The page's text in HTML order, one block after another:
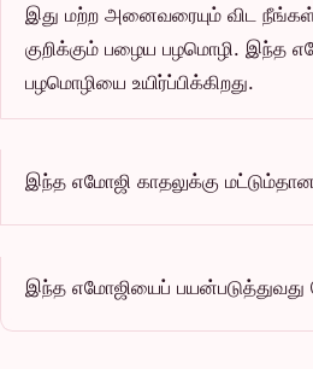
இது மற்ற அனைவரையும் விட நீங்கள்
குறிக்கும் பழைய பழமொழி. இந்த
பழமொழியை உயிர்ப்பிக்கிறது.
இந்த எமோஜி காதலுக்கு
இந்த எமோஜியைப்